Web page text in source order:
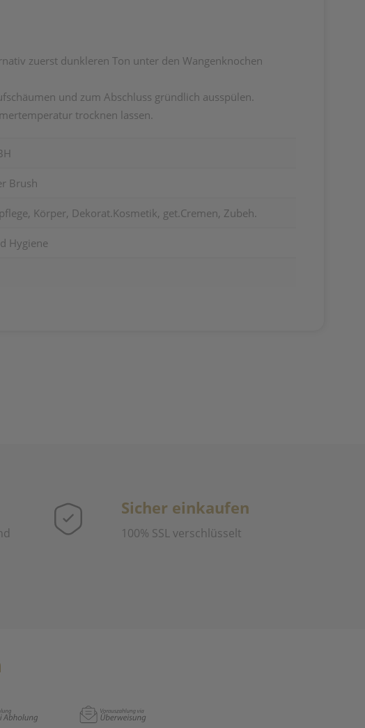
zuerst dunkleren Ton unter den Wangenknochen
und zum Abschluss gründlich ausspülen.
trocknen lassen.
Brush
Körper, Dekorat.Kosmetik, get.Cremen, Zubeh.
Hygiene
Sicher einkaufen
100% SSL verschlüsselt